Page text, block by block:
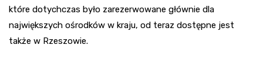
które dotychczas było zarezerwowane głównie dla
największych ośrodków w kraju, od teraz dostępne jest
także w Rzeszowie.